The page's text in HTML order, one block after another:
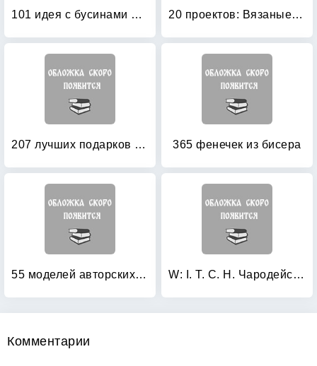
101 идея с бусинами и бисером 20 проектов: Вязаные пришельцы
207 лучших подарков своими руками 365 фенечек из бисера
55 моделей авторских кукол W: I. T. C. H. Чародейский стиль. Вилл
Комментарии